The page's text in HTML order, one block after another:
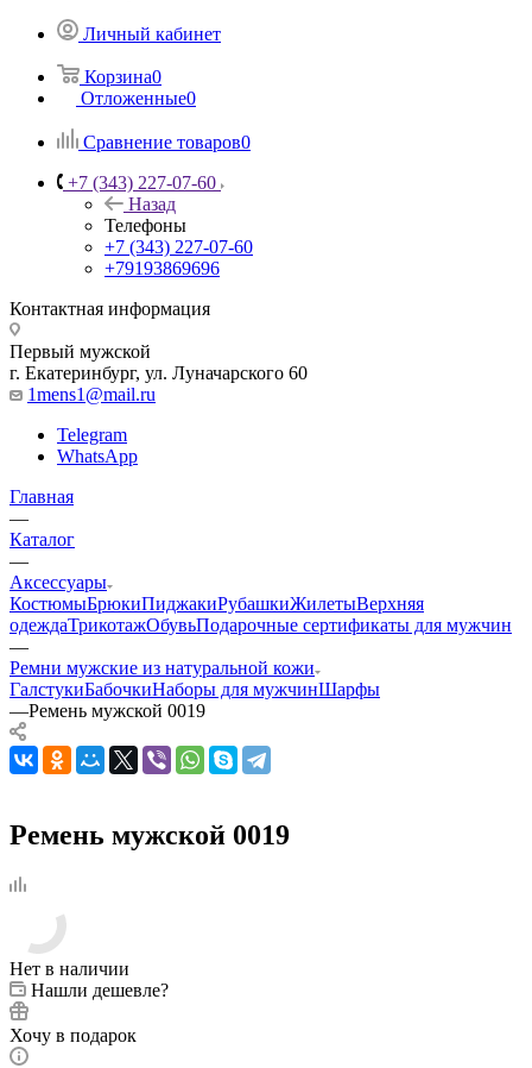
Личный кабинет
Корзина0
Отложенные0
Сравнение товаров0
+7 (343) 227-07-60
Назад
Телефоны
+7 (343) 227-07-60
+79193869696
Контактная информация
Первый мужской
г. Екатеринбург, ул. Луначарского 60
1mens1@mail.ru
Telegram
WhatsApp
Главная
—
Каталог
—
Аксессуары
КостюмыБрюкиПиджакиРубашкиЖилетыВерхняя
одеждаТрикотажОбувьПодарочные сертификаты для мужчин
—
Ремни мужские из натуральной кожи
ГалстукиБабочкиНаборы для мужчинШарфы
—Ремень мужской 0019
Ремень мужской 0019
Нет в наличии
Нашли дешевле?
Хочу в подарок